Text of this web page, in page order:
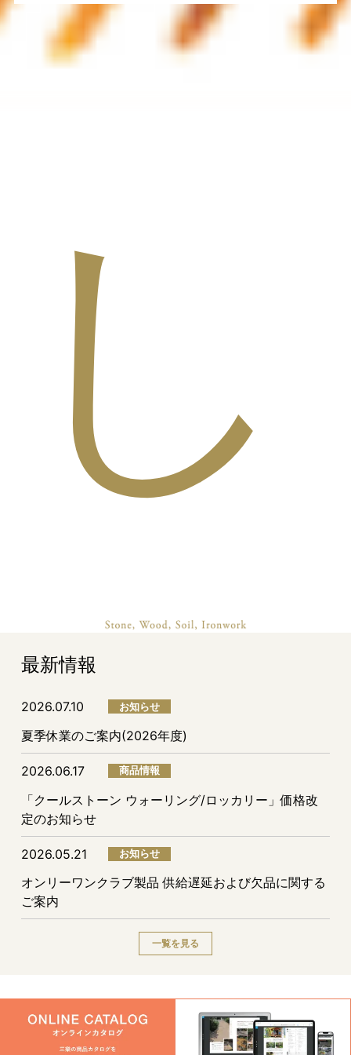
し
最新情報
2026.07.10 お知らせ
夏季休業のご案内(2026年度)
2026.06.17 商品情報
「クールストーン ウォーリング/ロッカリー」価格改
定のお知らせ
2026.05.21 お知らせ
オンリーワンクラブ製品 供給遅延および欠品に関する
ご案内
一覧を見る